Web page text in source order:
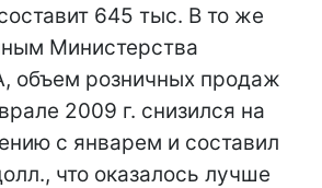
645 тыс. В то же
Министерства
объем розничных продаж
2009 г. снизился на
с январем и составил
что оказалось лучше